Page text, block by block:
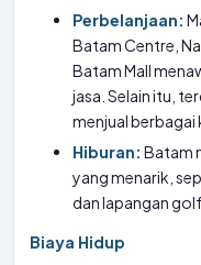
Perbelanjaan:
Batam Centre,
Batam Mall
jasa. Selain itu,
menjual berbagai
Hiburan: Batam
yang menarik,
dan lapangan golf.
Biaya Hidup